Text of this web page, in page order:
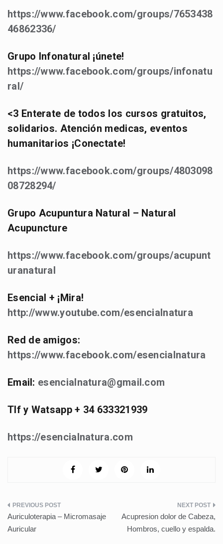
https://www.facebook.com/groups/7653438
46862336/
Grupo Infonatural ¡únete!
https://www.facebook.com/groups/infonatu
ral/
<3 Enterate de todos los cursos gratuitos,
solidarios. Atención medicas, eventos
humanitarios ¡Conectate!
https://www.facebook.com/groups/4803098
08728294/
Grupo Acupuntura Natural – Natural
Acupuncture
https://www.facebook.com/groups/acupunt
uranatural
Esencial + ¡Mira!
http://www.youtube.com/esencialnatura
Red de amigos:
https://www.facebook.com/esencialnatura
Email: esencialnatura@gmail.com
Tlf y Watsapp + 34 633321939
https://esencialnatura.com
Navegación
de
Auriculoterapia – Micromasaje
Auricular
Acupresion dolor de Cabeza,
Hombros, cuello y espalda.